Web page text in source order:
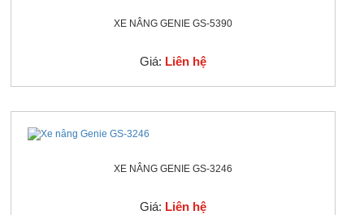
XE NÂNG GENIE GS-5390
Giá: Liên hệ
XE NÂNG GENIE GS-3246
Giá: Liên hệ